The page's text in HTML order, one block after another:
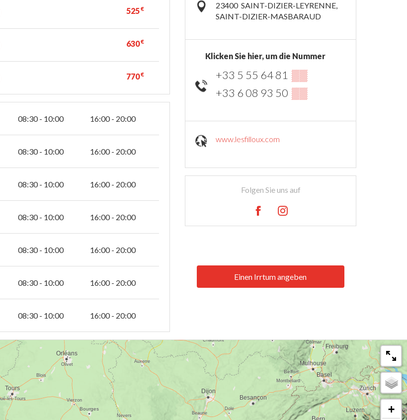
525€
630€
770€
08:30 - 10:00 16:00 - 20:00
08:30 - 10:00 16:00 - 20:00
08:30 - 10:00 16:00 - 20:00
08:30 - 10:00 16:00 - 20:00
08:30 - 10:00 16:00 - 20:00
08:30 - 10:00 16:00 - 20:00
08:30 - 10:00 16:00 - 20:00
23400 SAINT-DIZIER-LEYRENNE,
SAINT-DIZIER-MASBARAUD
Klicken Sie hier, um die Nummer
+33 5 55 64 81 ▒▒
+33 6 08 93 50 ▒▒
www.lesfilloux.com
Folgen Sie uns auf
Einen Irrtum angeben
+